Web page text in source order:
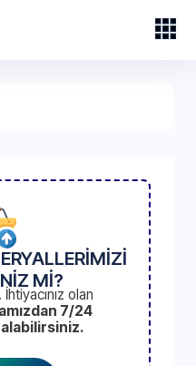
Mİ?
İhtiyacınız olan
7/24